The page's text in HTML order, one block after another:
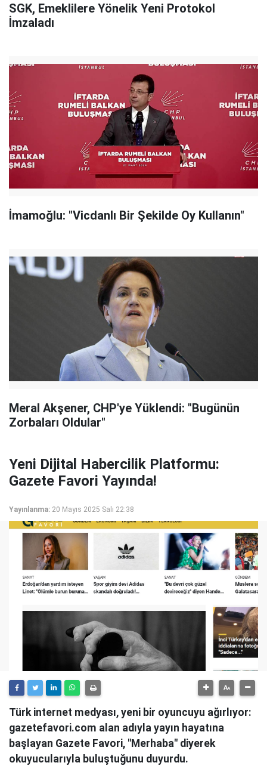
SGK, Emeklilere Yönelik Yeni Protokol
İmzaladı
İmamoğlu: "Vicdanlı Bir Şekilde Oy Kullanın"
Meral Akşener, CHP'ye Yüklendi: "Bugünün
Zorbaları Oldular"
Yeni Dijital Habercilik Platformu:
Gazete Favori Yayında!
Yayınlanma: 20 Mayıs 2025 Salı 22:38
Türk internet medyası, yeni bir oyuncuyu ağırlıyor:
gazetefavori.com alan adıyla yayın hayatına
başlayan Gazete Favori, "Merhaba" diyerek
okuyucularıyla buluştuğunu duyurdu.